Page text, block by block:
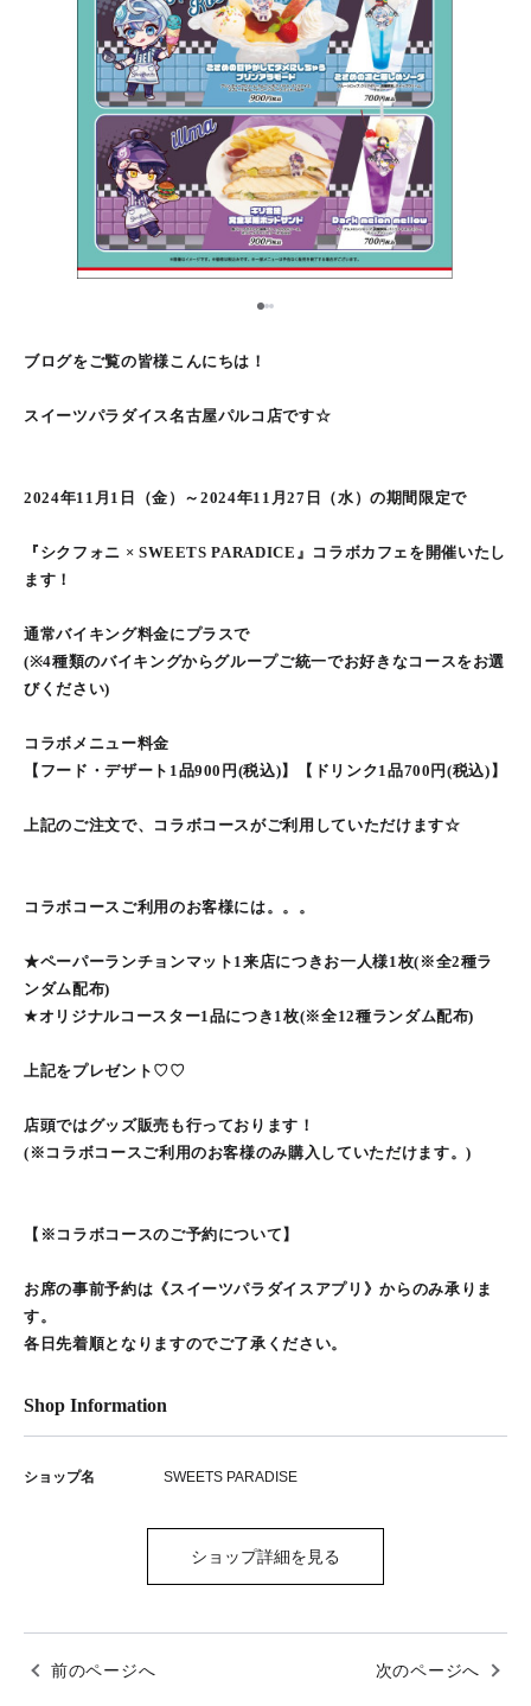
12
ブログをご覧の皆様こんにちは！
スイーツパラダイス名古屋パルコ店です☆
2024年11月1日（金）～2024年11月27日（水）の期間限定で
『シクフォニ × SWEETS PARADICE』コラボカフェを開催いたし
ます！
通常バイキング料金にプラスで
(※4種類のバイキングからグループご統一でお好きなコースをお選
びください)
コラボメニュー料金
【フード・デザート1品900円(税込)】【ドリンク1品700円(税込)】
上記のご注文で、コラボコースがご利用していただけます☆
コラボコースご利用のお客様には。。。
★ペーパーランチョンマット1来店につきお一人様1枚(※全2種ラ
ンダム配布)
★オリジナルコースター1品につき1枚(※全12種ランダム配布)
上記をプレゼント♡♡
店頭ではグッズ販売も行っております！
(※コラボコースご利用のお客様のみ購入していただけます。)
【※コラボコースのご予約について】
お席の事前予約は《スイーツパラダイスアプリ》からのみ承りま
す。
各日先着順となりますのでご了承ください。
Shop Information
ショップ名 SWEETS PARADISE
ショップ詳細を見る
前のページへ 次のページへ